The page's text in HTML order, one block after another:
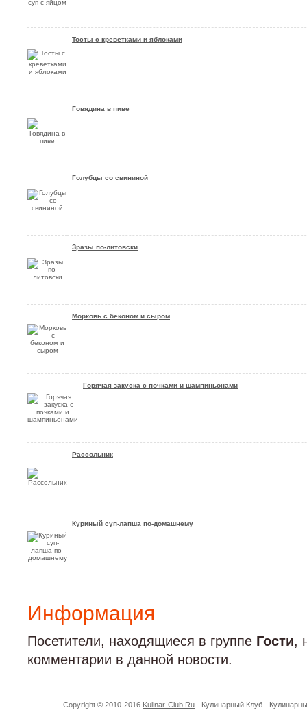
Тосты с креветками и яблоками
Говядина в пиве
Голубцы со свининой
Зразы по-литовски
Морковь с беконом и сыром
Горячая закуска с почками и шампиньонами
Рассольник
Куриный суп-лапша по-домашнему
Информация
Посетители, находящиеся в группе Гости,
комментарии в данной новости.
Copyright © 2010-2016 Kulinar-Club.Ru - Кулинарный Клуб -